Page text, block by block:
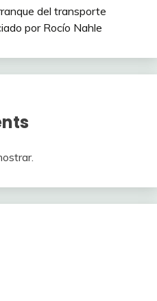
del transporte
por Rocío Nahle